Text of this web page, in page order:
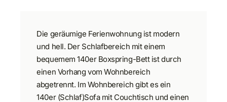
Die geräumige Ferienwohnung ist modern
und hell. Der Schlafbereich mit einem
bequemem 140er Boxspring-Bett ist durch
einen Vorhang vom Wohnbereich
abgetrennt. Im Wohnbereich gibt es ein
140er (Schlaf)Sofa mit Couchtisch und einen